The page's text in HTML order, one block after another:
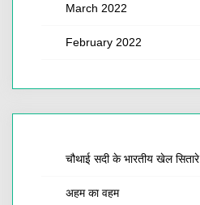
March 2022
February 2022
चौथाई सदी के भारतीय खेल सितारे
अहम का वहम